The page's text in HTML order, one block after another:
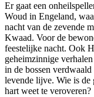
Er gaat een
Woud in Engeland,
nacht van de zevende
Kwaad. Voor de
feestelijke nacht. Ook
geheimzinnige
in de bossen
levende lijve. Wie is de
hart weet te veroveren?